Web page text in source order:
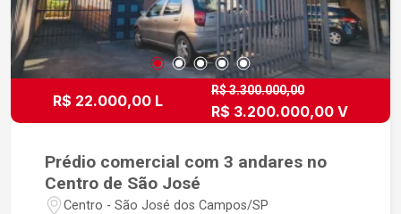
R$ 22.000,00 L
R$ 3.300.000,00
R$ 3.200.000,00 V
Prédio comercial com 3 andares no
Centro de São José
Centro - São José dos Campos/SP